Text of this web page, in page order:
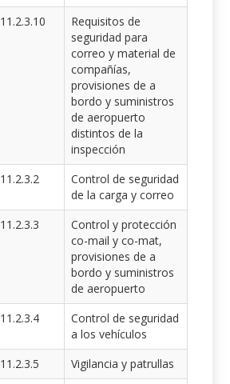
11.2.3.10
Requisitos de
seguridad para
correo y material de
compañías,
provisiones de a
bordo y suministros
de aeropuerto
distintos de la
inspección
11.2.3.2
Control de seguridad
de la carga y correo
11.2.3.3
Control y protección
co-mail y co-mat,
provisiones de a
bordo y suministros
de aeropuerto
11.2.3.4
Control de seguridad
a los vehículos
11.2.3.5
Vigilancia y patrullas